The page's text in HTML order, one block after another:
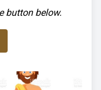
button below.